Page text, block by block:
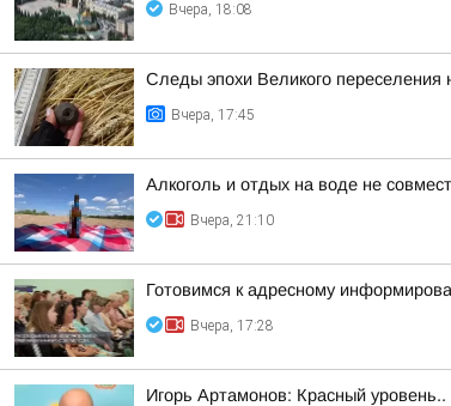
Вчера, 18:08
Следы эпохи Великого переселения
Вчера, 17:45
Алкоголь и отдых на воде не
Вчера, 21:10
Готовимся к адресному
Вчера, 17:28
Игорь Артамонов: Красный